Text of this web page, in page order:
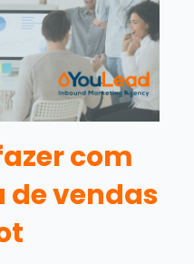
com
de vendas